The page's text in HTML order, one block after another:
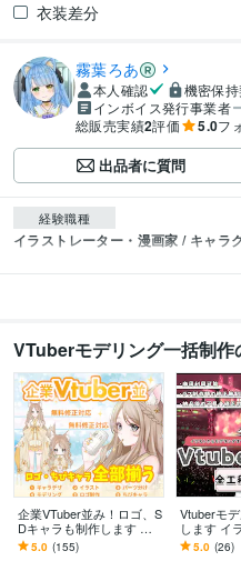
衣装差分
霧葉ろあ
本人確認 機密保
インボイス発行事業者
総販売実績2評価 5.0フ
出品者に質問
経験職種
イラストレーター・漫画家 / キャラ
VTuberモデリング一括制作
企業VTuber並み！ロゴ、S
Dキャラも制作します デ
ビュー徹底サポート！満
足いくまで修正無制限、
5.0 (155)
Vtuberモ
します イ
リングまで
さい!
5.0 (26)